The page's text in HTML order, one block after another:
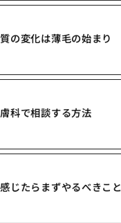
の変化は薄毛の始まり
科で相談する方法
じたらまずやるべきこと